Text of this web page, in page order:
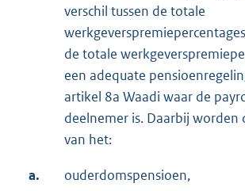
verschil tussen de totale
de totale
een adequate
artikel 8a Waadi waar de
deelnemer is. Daarbij worden
van het:
a. ouderdomspensioen,